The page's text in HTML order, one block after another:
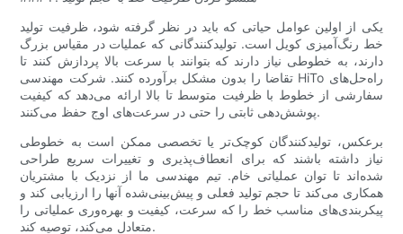
یکی از اولین عوامل حیاتی که باید در نظر گرفته شود، ظرفیت تولید
خط رنگ‌آمیزی کویل است. تولیدکنندگانی که عملیات در مقیاس بزرگ
دارند، به خطوطی نیاز دارند که بتوانند با سرعت بالا پردازش کنند تا
تقاضا را بدون مشکل برآورده کنند. شرکت مهندسی HiTo راه‌حل‌های
سفارشی از خطوط با ظرفیت متوسط ​​تا بالا ارائه می‌دهد که کیفیت
پوشش‌دهی ثابتی را حتی در سرعت‌های اوج حفظ می‌کنند.
برعکس، تولیدکنندگان کوچک‌تر یا تخصصی ممکن است به خطوطی
نیاز داشته باشند که برای انعطاف‌پذیری و تغییرات سریع طراحی
شده‌اند تا توان عملیاتی خام. تیم مهندسی ما از نزدیک با مشتریان
همکاری می‌کند تا حجم تولید فعلی و پیش‌بینی‌شده آنها را ارزیابی کند و
پیکربندی‌های مناسب خط را که سرعت، کیفیت و بهره‌وری عملیاتی را
متعادل می‌کند، توصیه کند.